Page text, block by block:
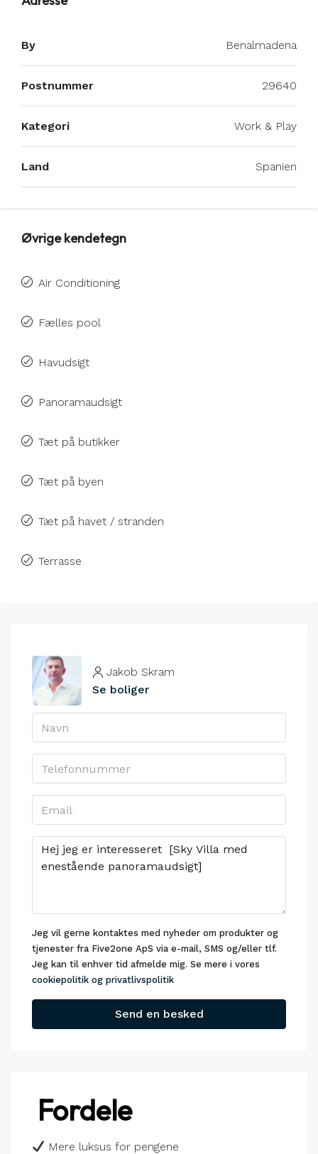
By Benalmadena
Postnummer 29640
Kategori Work & Play
Land Spanien
Øvrige kendetegn
Air Conditioning
Fælles pool
Havudsigt
Panoramaudsigt
Tæt på butikker
Tæt på byen
Tæt på havet / stranden
Terrasse
Jakob Skram
Se boliger
Jeg vil gerne kontaktes med nyheder om produkter og
tjenester fra Five2one ApS via e-mail, SMS og/eller tlf.
Jeg kan til enhver tid afmelde mig. Se mere i vores
cookiepolitik og privatlivspolitik
Send en besked
Fordele
Mere luksus for pengene